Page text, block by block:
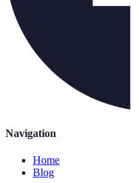
Navigation
Home
Blog